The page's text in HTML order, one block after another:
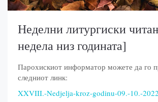
Неделни литургиски
недела низ годината]
Парохискиот информатор можете да го
следниот линк:
XXVIII.-Nedjelja-kroz-godinu-09.-10.-